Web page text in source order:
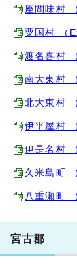
座間味村
粟国村 （
渡名喜村
南大東村
北大東村
伊平屋村
伊是名村
久米島町
八重瀬町
宮古郡